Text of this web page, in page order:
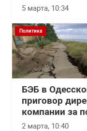
5 марта, 10:34
Политика
БЭБ в
приговор
компании за
2 марта, 10:40